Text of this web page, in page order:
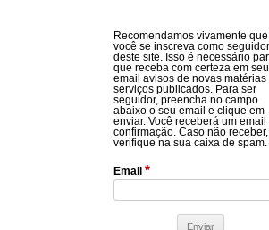
Recomendamos vivamente que
você se inscreva como seguidor
deste site. Isso é necessário
que receba com certeza em seu
email avisos de novas matérias
serviços publicados. Para ser
seguidor, preencha no campo
abaixo o seu email e clique em
enviar. Você receberá um email
confirmação. Caso não receber,
verifique na sua caixa de spam.
Email *